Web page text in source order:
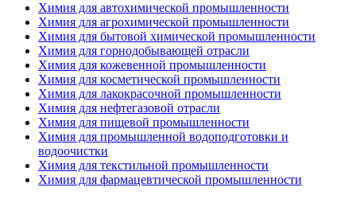
Химия для автохимической промышленности
Химия для агрохимической промышленности
Химия для бытовой химической промышленности
Химия для горнодобывающей отрасли
Химия для кожевенной промышленности
Химия для косметической промышленности
Химия для лакокрасочной промышленности
Химия для нефтегазовой отрасли
Химия для пищевой промышленности
Химия для промышленной водоподготовки и
водоочистки
Химия для текстильной промышленности
Химия для фармацевтической промышленности